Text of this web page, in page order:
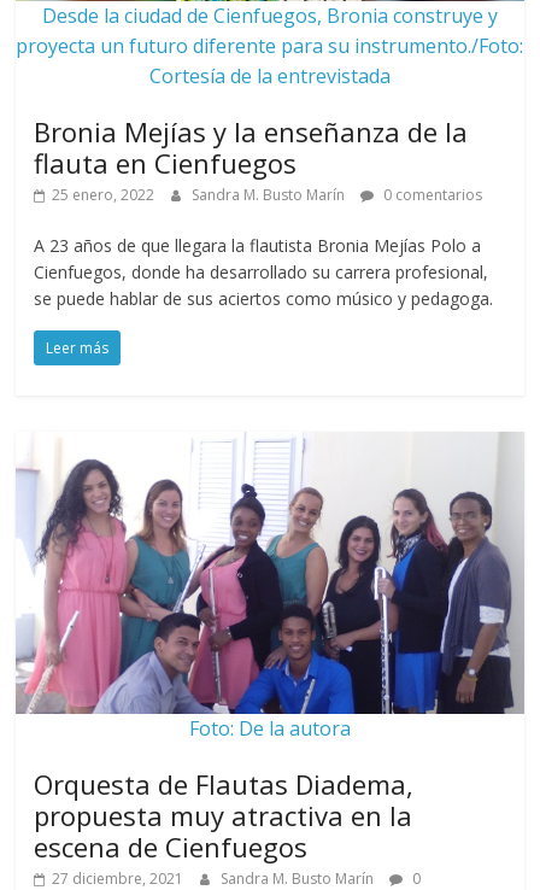
Desde la ciudad de Cienfuegos, Bronia construye y
proyecta un futuro diferente para su instrumento./Foto:
Cortesía de la entrevistada
Bronia Mejías y la enseñanza de la
flauta en Cienfuegos
25 enero, 2022 Sandra M. Busto Marín 0 comentarios
A 23 años de que llegara la flautista Bronia Mejías Polo a
Cienfuegos, donde ha desarrollado su carrera profesional,
se puede hablar de sus aciertos como músico y pedagoga.
Leer más
Foto: De la autora
Orquesta de Flautas Diadema,
propuesta muy atractiva en la
escena de Cienfuegos
27 diciembre, 2021 Sandra M. Busto Marín
0